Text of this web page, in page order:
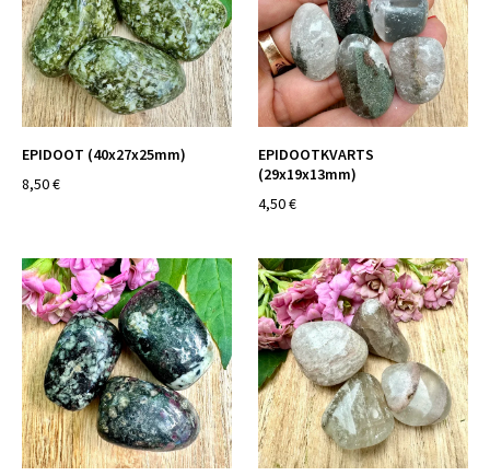
EPIDOOT (40x27x25mm)
8,50 €
EPIDOOTKVARTS
(29x19x13mm)
4,50 €